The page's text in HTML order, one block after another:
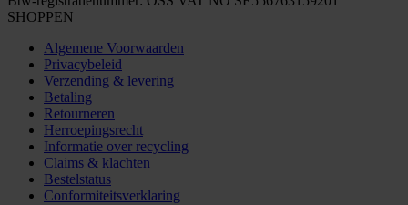
SHOPPEN
Algemene Voorwaarden
Privacybeleid
Verzending & levering
Betaling
Retourneren
Herroepingsrecht
Informatie over recycling
Claims & klachten
Bestelstatus
Conformiteitsverklaring